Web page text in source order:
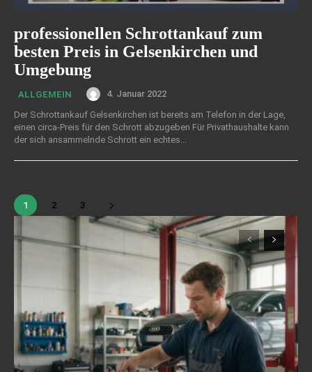
professionellen Schrottankauf zum
besten Preis in Gelsenkirchen und
Umgebung
ALLGEMEIN
4. Januar 2022
Der Schrottankauf Gelsenkirchen ist bereits am Telefon in der Lage,
einen circa-Preis für den Schrott abzugeben Für Privathaushalte kann
der sich ansammelnde Schrott ein echtes...
1 2 3